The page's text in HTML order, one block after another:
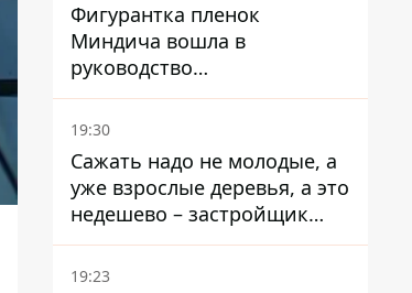
Фигурантка пленок
Миндича вошла в
руководство
стратегического
госпредприятия - работала
заместителем Галущенко
19:30
Сажать надо не молодые, а
уже взрослые деревья, а это
недешево – застройщик
Никонов
19:23